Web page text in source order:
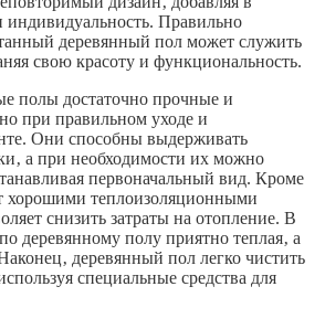
Правильно
деревянный пол может служить
свою красоту и функциональность.
полы достаточно прочные и
при правильном уходе и
Они способны выдерживать
а при необходимости их можно
первоначальный вид. Кроме
хорошими теплоизоляционными
снизить затраты на отопление. В
деревянному полу приятно теплая‚ а
деревянный пол легко чистить
специальные средства для